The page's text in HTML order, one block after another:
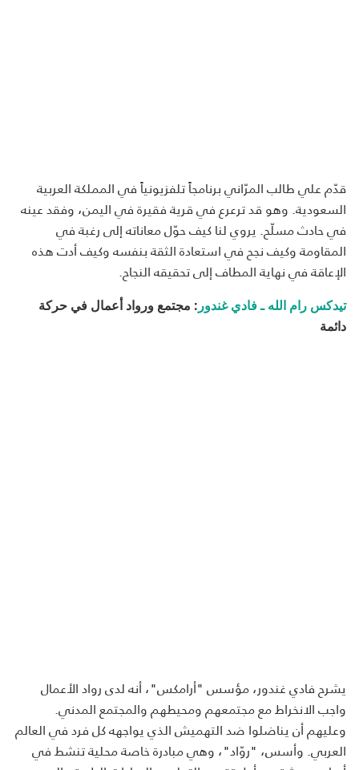
قدّم علي طالب المرّاني برنامجاً تلفزيونياً في المملكة العربية
السعودية. وهو قد ترعرع في قرية فقيرة في اليمن، وفقد عينه
في حادث مسلّح. يروي لنا كيف حوّل معاناته إلى رغبة في
المقاومة وكيف نجح في استعادة الثقة بنفسه وكيف أدت هذه
الإعاقة في نهاية المطاف إلى تحقيقه النجاح.
تيدكس رام الله ـ فادي غندور : مجتمع ورواد أعمال في حركة
دائمة
يشرح فادي غندور، مؤسس "أرامكس"، أنه لدى رواد الأعمال
واجب الانخراط مع مجتمعهم ومحيطهم والمجتمع المدني.
وعليهم أن يناضلوا ضد التهميش الذي يواجهه كل فرد في العالم
العربي. وأسس، "روّاد"، وهي مبادرة خاصة محلية تنشط في